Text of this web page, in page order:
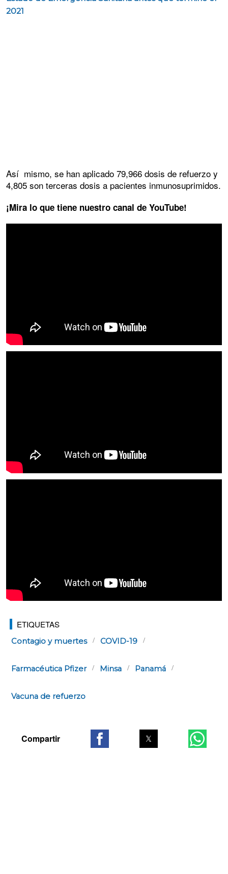
2021
Así mismo, se han aplicado 79,966 dosis de refuerzo y
4,805 son terceras dosis a pacientes inmunosuprimidos.
¡Mira lo que tiene nuestro canal de YouTube!
ETIQUETAS
Contagio y muertes COVID-19
Farmacéutica Pfizer Minsa Panamá
Vacuna de refuerzo